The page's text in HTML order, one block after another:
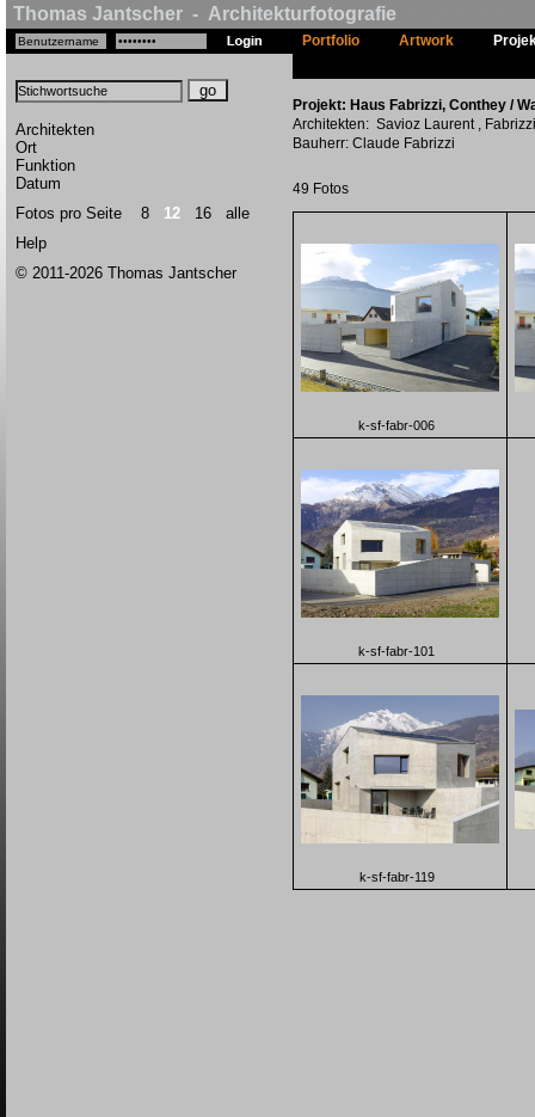
Thomas Jantscher - Architekturfotografie
Architekten
Ort
Funktion
Datum
Fotos pro Seite 8 12 16
alle
Help
© 2011-2026 Thomas Jantscher
Portfolio Artwork
Projekt: Haus Fabrizzi, Conthey /
Architekten: Savioz Laurent ,
Bauherr: Claude Fabrizzi
49 Fotos
k-sf-fabr-006
k-sf-fabr-101
k-sf-fabr-119